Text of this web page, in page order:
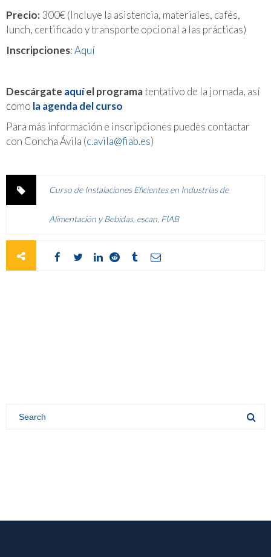
Precio:300€ (Incluye la asistencia, materiales, cafés,
lunch, certificado y transporte opcional a las prácticas)
Inscripciones:Aquí
Descárgate aquíel programatentativo de la jornada, así
como la agenda del curso
Para más información e inscripciones puedes contactar
con Concha Ávila (c.avila@fiab.es)
Curso de Instalaciones Eficientes en Industrias de
Alimentación y Bebidas, escan FIAB